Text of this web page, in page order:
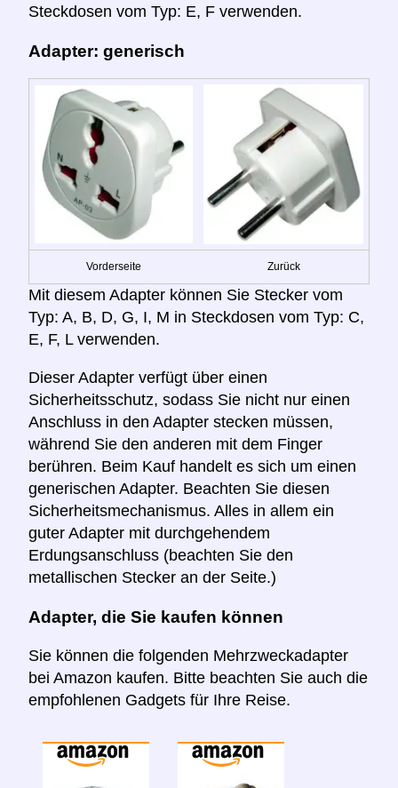
Steckdosen vom Typ: E, F verwenden.
Adapter: generisch
Vorderseite Zurück
Mit diesem Adapter können Sie Stecker vom
Typ: A, B, D, G, I, M in Steckdosen vom Typ: C,
E, F, L verwenden.
Dieser Adapter verfügt über einen
Sicherheitsschutz, sodass Sie nicht nur einen
Anschluss in den Adapter stecken müssen,
während Sie den anderen mit dem Finger
berühren. Beim Kauf handelt es sich um einen
generischen Adapter. Beachten Sie diesen
Sicherheitsmechanismus. Alles in allem ein
guter Adapter mit durchgehendem
Erdungsanschluss (beachten Sie den
metallischen Stecker an der Seite.)
Adapter, die Sie kaufen können
Sie können die folgenden Mehrzweckadapter
bei Amazon kaufen. Bitte beachten Sie auch die
empfohlenen Gadgets für Ihre Reise.